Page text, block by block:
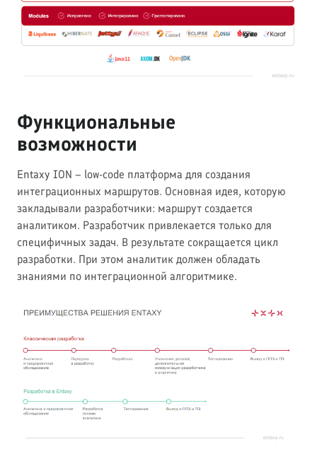
Функциональные
возможности
Entaxy ION – low-code платформа для создания
интеграционных маршрутов. Основная идея, которую
закладывали разработчики: маршрут создается
аналитиком. Разработчик привлекается только для
специфичных задач. В результате сокращается цикл
разработки. При этом аналитик должен обладать
знаниями по интеграционной алгоритмике.